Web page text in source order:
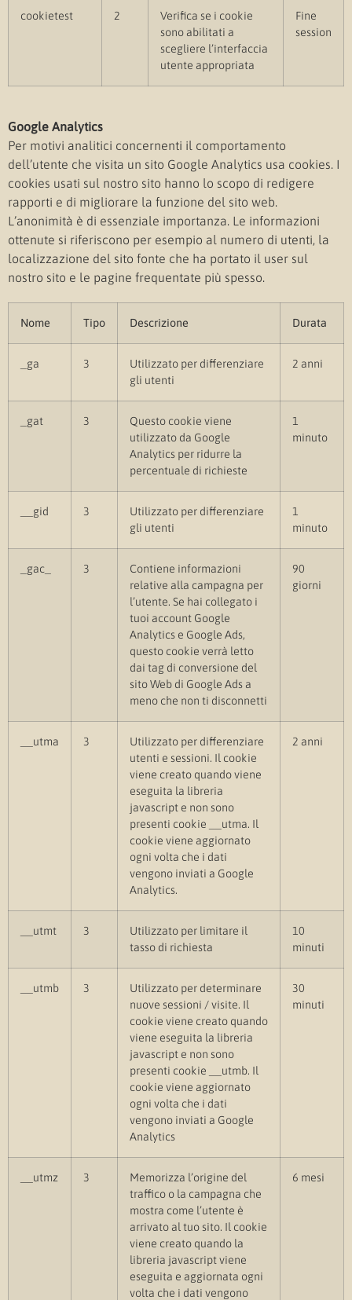
cookietest 2
Verifica se i cookie
sono abilitati a
scegliere l’interfaccia
utente appropriata
Fine
session
Google Analytics
Per motivi analitici concernenti il comportamento
dell’utente che visita un sito Google Analytics usa cookies. I
cookies usati sul nostro sito hanno lo scopo di redigere
rapporti e di migliorare la funzione del sito web.
L’anonimità è di essenziale importanza. Le informazioni
ottenute si riferiscono per esempio al numero di utenti, la
localizzazione del sito fonte che ha portato il user sul
nostro sito e le pagine frequentate più spesso.
Nome Tipo Descrizione Durata
_ga 3
Utilizzato per differenziare
gli utenti
2 anni
_gat 3
Questo cookie viene
utilizzato da Google
Analytics per ridurre la
percentuale di richieste
1
minuto
__gid 3
Utilizzato per differenziare
gli utenti
1
minuto
_gac_ 3
Contiene informazioni
relative alla campagna per
l’utente. Se hai collegato i
tuoi account Google
Analytics e Google Ads,
questo cookie verrà letto
dai tag di conversione del
sito Web di Google Ads a
meno che non ti disconnetti
90
giorni
__utma 3
Utilizzato per differenziare
utenti e sessioni. Il cookie
viene creato quando viene
eseguita la libreria
javascript e non sono
presenti cookie __utma. Il
cookie viene aggiornato
ogni volta che i dati
vengono inviati a Google
Analytics.
2 anni
__utmt 3
Utilizzato per limitare il
tasso di richiesta
10
minuti
__utmb 3
Utilizzato per determinare
nuove sessioni / visite. Il
cookie viene creato quando
viene eseguita la libreria
javascript e non sono
presenti cookie __utmb. Il
cookie viene aggiornato
ogni volta che i dati
vengono inviati a Google
Analytics
30
minuti
__utmz 3
Memorizza l’origine del
traffico o la campagna che
mostra come l’utente è
arrivato al tuo sito. Il cookie
viene creato quando la
libreria javascript viene
eseguita e aggiornata ogni
volta che i dati vengono
6 mesi